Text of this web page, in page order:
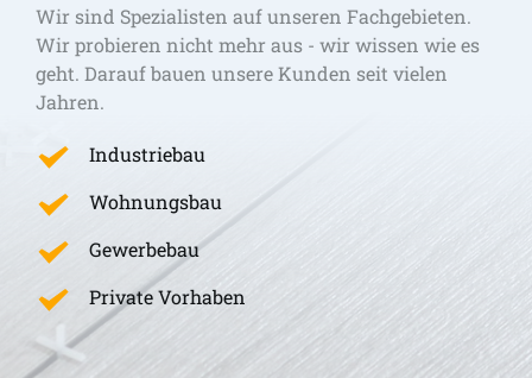
Wir sind Spezialisten auf unseren Fachgebieten.
Wir probieren nicht mehr aus - wir wissen wie es
geht. Darauf bauen unsere Kunden seit vielen
Jahren.
Industriebau
Wohnungsbau
Gewerbebau
Private Vorhaben